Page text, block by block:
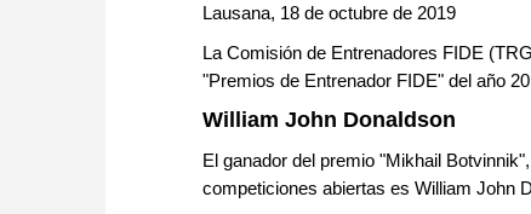
Lausana, 18 de octubre de 2019
La Comisión de Entrenadores FIDE
"Premios de Entrenador FIDE" del año
William John Donaldson
El ganador del premio "Mikhail
competiciones abiertas es William John